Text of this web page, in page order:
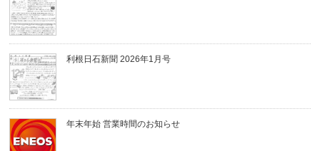
利根日石新聞 2026年1月号
年末年始 営業時間のお知らせ